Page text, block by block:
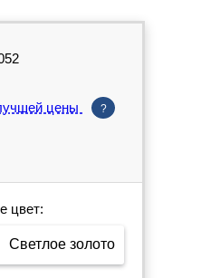
цены ?
цвет:
Светлое золото